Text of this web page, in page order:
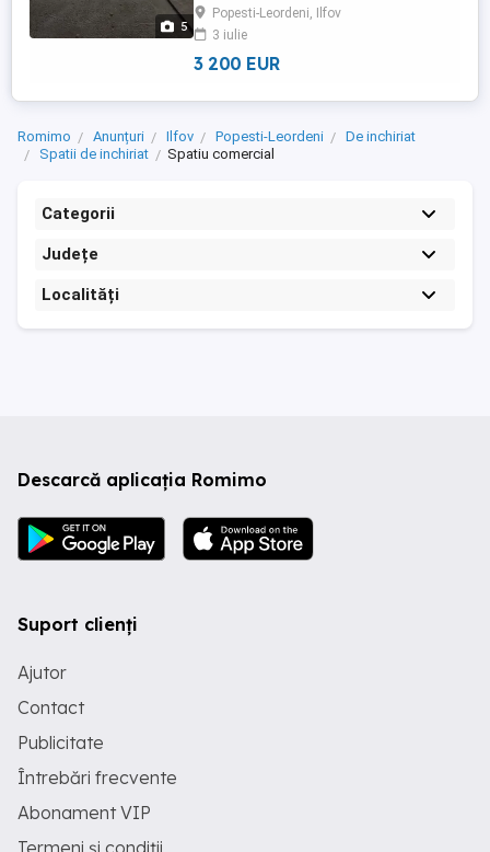
5
euro/luna) . Imobilul dispune de tubulatura
montata, curent trifazic putere electrica
mare , fără gaze. Dispune ...
Popesti-Leordeni, Ilfov
3 iulie
3 200 EUR
Romimo Anunțuri Ilfov Popesti-Leordeni
De inchiriat
Spatii de inchiriat
Spatiu comercial
Categorii
Județe
Localități
Descarcă aplicația Romimo
Suport clienți
Ajutor
Contact
Publicitate
Întrebări frecvente
Abonament VIP
Termeni și condiții